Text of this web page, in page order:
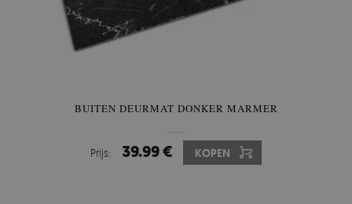
BUITEN DEURMAT DONKER MARMER
Prijs: 39.99 € KOPEN